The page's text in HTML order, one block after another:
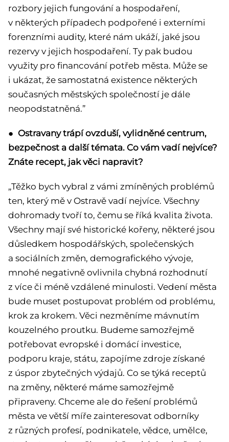
rozbory jejich fungování a hospodaření,
v některých případech podpořené i externími
forenzními audity, které nám ukáží, jaké jsou
rezervy v jejich hospodaření. Ty pak budou
využity pro financování potřeb města. Může se
i ukázat, že samostatná existence některých
současných městských společností je dále
neopodstatněná.”
● Ostravany trápí ovzduší, vylidněné centrum,
bezpečnost a další témata. Co vám vadí nejvíce?
Znáte recept, jak věci napravit?
„Těžko bych vybral z vámi zmíněných problémů
ten, který mě v Ostravě vadí nejvíce. Všechny
dohromady tvoří to, čemu se říká kvalita života.
Všechny mají své historické kořeny, některé jsou
důsledkem hospodářských, společenských
a sociálních změn, demografického vývoje,
mnohé negativně ovlivnila chybná rozhodnutí
z více či méně vzdálené minulosti. Vedení města
bude muset postupovat problém od problému,
krok za krokem. Věci nezměníme mávnutím
kouzelného proutku. Budeme samozřejmě
potřebovat evropské i domácí investice,
podporu kraje, státu, zapojíme zdroje získané
z úspor zbytečných výdajů. Co se týká receptů
na změny, některé máme samozřejmě
připraveny. Chceme ale do řešení problémů
města ve větší míře zainteresovat odborníky
z různých profesí, podnikatele, vědce, umělce,